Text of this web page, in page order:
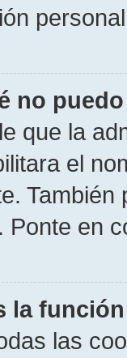
no
que la
el
Ponte en
la
las